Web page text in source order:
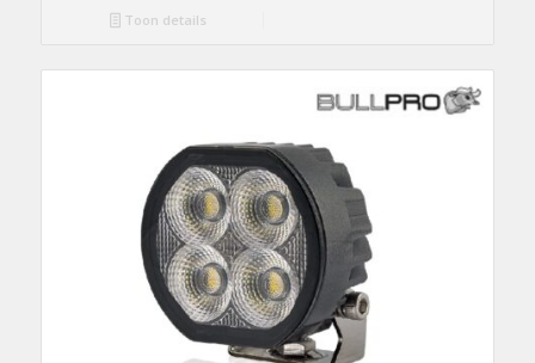
Toon details